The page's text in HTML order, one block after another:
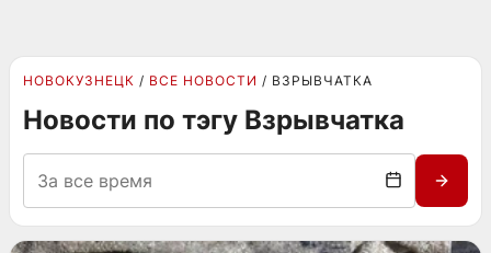
НОВОКУЗНЕЦК ВСЕ НОВОСТИ ВЗРЫВЧАТКА
Новости по тэгу Взрывчатка